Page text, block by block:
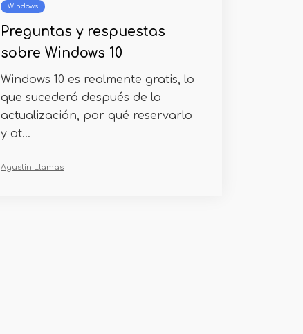
Windows
Preguntas y respuestas
sobre Windows 10
Windows 10 es realmente gratis, lo
que sucederá después de la
actualización, por qué reservarlo
y ot...
Agustín Llamas